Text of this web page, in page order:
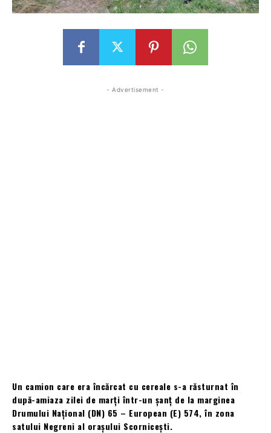
- Advertisement -
Un camion care era încărcat cu cereale s-a răsturnat în
după-amiaza zilei de marți într-un șanț de la marginea
Drumului Național (DN) 65 – European (E) 574, în zona
satului Negreni al orașului Scornicești.